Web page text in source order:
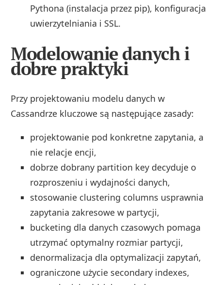
Pythona (instalacja przez pip), konfiguracja
uwierzytelniania i SSL.
Modelowanie danych i
dobre praktyki
Przy projektowaniu modelu danych w
Cassandrze kluczowe są następujące zasady:
projektowanie pod konkretne zapytania, a
nie relacje encji,
dobrze dobrany partition key decyduje o
rozproszeniu i wydajności danych,
stosowanie clustering columns usprawnia
zapytania zakresowe w partycji,
bucketing dla danych czasowych pomaga
utrzymać optymalny rozmiar partycji,
denormalizacja dla optymalizacji zapytań,
ograniczone użycie secondary indexes,